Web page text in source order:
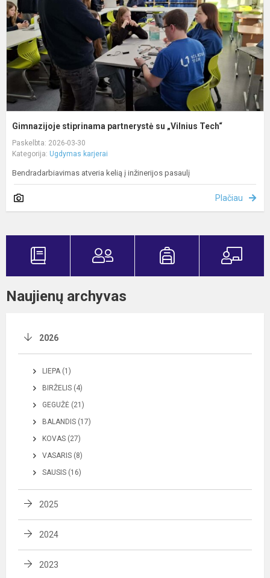
Gimnazijoje stiprinama partnerystė su „Vilnius Tech“
Paskelbta: 2026-03-30
Kategorija: Ugdymas karjerai
Bendradarbiavimas atveria kelią į inžinerijos pasaulį
Plačiau
Naujienų archyvas
2026
LIEPA (1)
BIRŽELIS (4)
GEGUŽĖ (21)
BALANDIS (17)
KOVAS (27)
VASARIS (8)
SAUSIS (16)
2025
2024
2023